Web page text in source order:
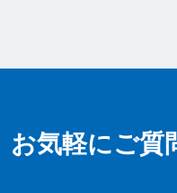
お気軽にご質
お気軽にご質